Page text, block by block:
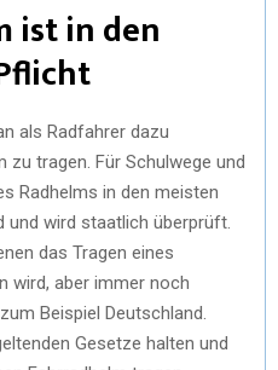
ist in den
als Radfahrer dazu
zu tragen. Für Schulwege und
Radhelms in den meisten
und wird staatlich überprüft.
das Tragen eines
wird, aber immer noch
Beispiel Deutschland.
Gesetze halten und